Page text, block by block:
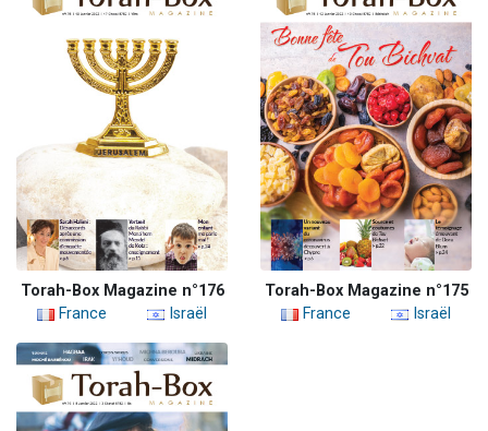
Torah-Box Magazine n°176
France
Israël
Torah-Box Magazine n°175
France
Israël